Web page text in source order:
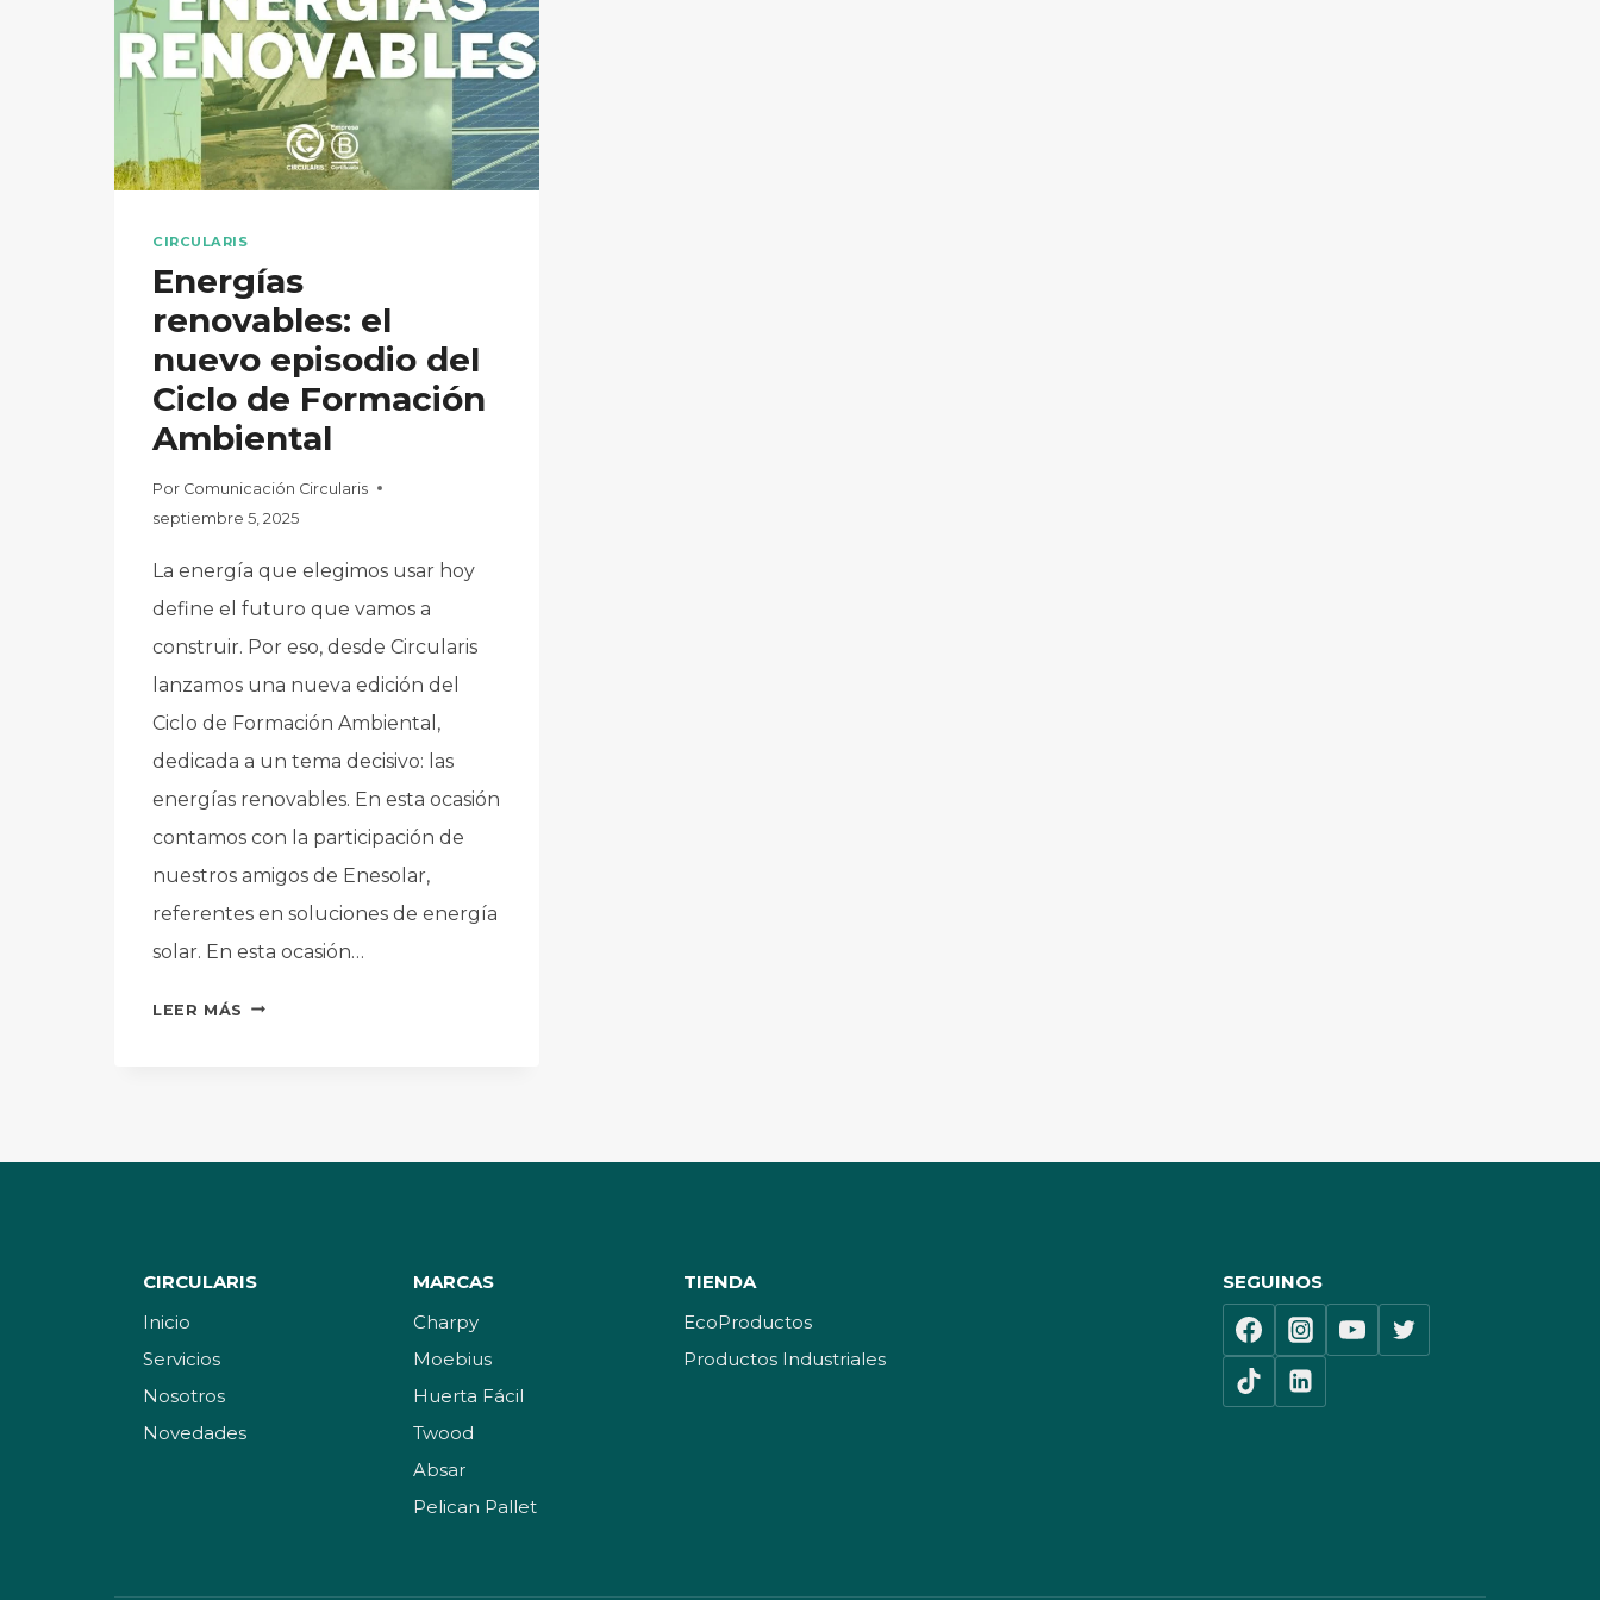
CIRCULARIS
Energías
renovables: el
nuevo episodio del
Ciclo de Formación
Ambiental
Por Comunicación Circularis
septiembre 5, 2025
La energía que elegimos usar hoy
define el futuro que vamos a
construir. Por eso, desde Circularis
lanzamos una nueva edición del
Ciclo de Formación Ambiental,
dedicada a un tema decisivo: las
energías renovables. En esta ocasión
contamos con la participación de
nuestros amigos de Enesolar,
referentes en soluciones de energía
solar. En esta ocasión…
LEER MÁS ENERGÍAS
CIRCULARIS
Inicio
Servicios
Nosotros
Novedades
MARCAS
Charpy
Moebius
Huerta Fácil
Twood
Absar
Pelican Pallet
TIENDA
EcoProductos
Productos Industriales
SEGUINOS